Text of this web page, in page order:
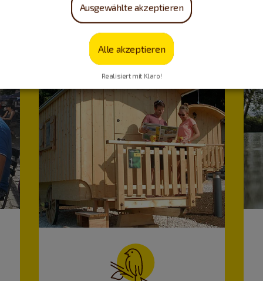
Ausgewählte akzeptieren
Alle akzeptieren
Realisiert mit Klaro!